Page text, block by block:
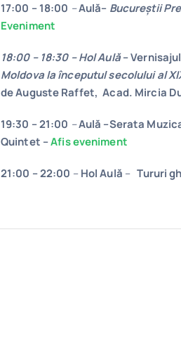
17:00 – 18:00 –Aulă– Bucureștii
Eveniment
18:00 – 18:30 – Hol Aulă–
Moldova la începutul secolului al
de Auguste Raffet, Acad. Mircia
19:30 – 21:00 –Aulă –Serata
Quintet –Afis eveniment
21:00 – 22:00 –Hol Aulă – Tururi